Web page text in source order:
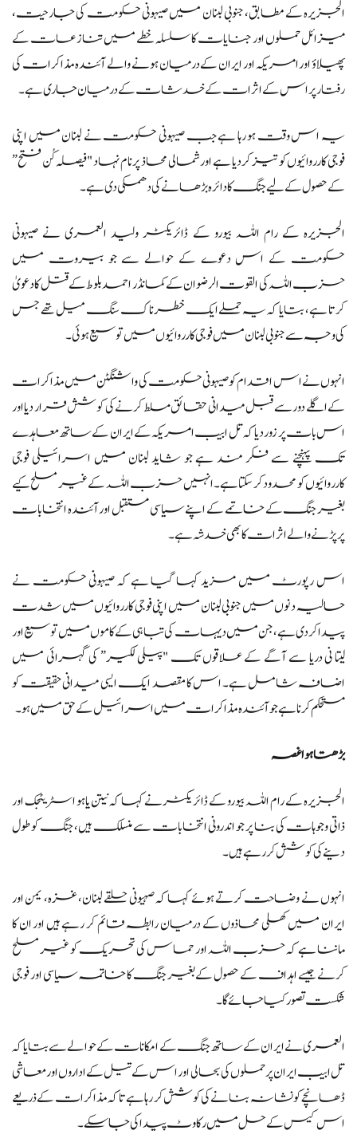
الجزیرہ کے مطابق، جنوبی لبنان میں صیہونی حکومت کی جارحیت،
میزائل حملوں اور جنایات کا سلسلہ خطے میں تنازعات کے
پھیلاؤ اور امریکہ اور ایران کے درمیان ہونے والے آئندہ مذاکرات کی
رفتار پر اس کے اثرات کے خدشات کے درمیان جاری ہے۔
یہ اس وقت ہو رہا ہے جب صیہونی حکومت نے لبنان میں اپنی
فوجی کارروائیوں کو تیز کر دیا ہے اور شمالی محاذ پر نام نہاد "فیصلہ کُن فتح”
کے حصول کے لیے جنگ کا دائرہ بڑھانے کی دھمکی دی ہے۔
الجزیرہ کے رام اللہ بیورو کے ڈائریکٹر ولید العمری نے صیہونی
حکومت کے اس دعوے کے حوالے سے جو بیروت میں
حزب اللہ کی القوت الرضوان کے کمانڈر احمد بلوط کے قتل کا دعویٰ
کرتا ہے، بتایا کہ یہ حملے ایک خطرناک سنگ میل تھے جس
کی وجہ سے جنوبی لبنان میں فوجی کارروائیوں میں توسیع ہوئی۔
انہوں نے اس اقدام کو صیہونی حکومت کی واشنگٹن میں مذاکرات
کے اگلے دور سے قبل میدانی حقائق مسلط کرنے کی کوشش قرار دیا اور
اس بات پر زور دیا کہ تل ابیب امریکہ کے ایران کے ساتھ معاہدے
تک پہنچنے سے فکر مند ہے جو شاید لبنان میں اسرائیلی فوجی
کارروائیوں کو محدود کر سکتا ہے۔ انہیں حزب اللہ کے غیر مسلح کیے
بغیر جنگ کے خاتمے کے اپنے سیاسی مستقبل اور آئندہ انتخابات
پر پڑنے والے اثرات کا بھی خدشہ ہے۔
اس رپورٹ میں مزید کہا گیا ہے کہ صیہونی حکومت نے
حالیہ دنوں میں جنوبی لبنان میں اپنی فوجی کارروائیوں میں شدت
پیدا کر دی ہے، جن میں دیہات کی تباہی کے کاموں میں توسیع اور
لیتا نی دریا سے آگے کے علاقوں تک "پیلی لکیر” کی گہرائی میں
اضافہ شامل ہے۔ اس کا مقصد ایک ایسی میدانی حقیقت کو
مستحکم کرنا ہے جو آئندہ مذاکرات میں اسرائیل کے حق میں ہو۔
بڑھتا ہوا غصہ
الجزیرہ کے رام اللہ بیورو کے ڈائریکٹر نے کہا کہ نیتن یاہو اسٹریٹجک اور
ذاتی وجوہات کی بنا پر جو اندرونی انتخابات سے منسلک ہیں، جنگ کو طول
دینے کی کوشش کر رہے ہیں۔
انہوں نے وضاحت کرتے ہوئے کہا کہ صہیونی حلقے لبنان، غزہ، یمن اور
ایران میں کھلی محاذوں کے درمیان رابطہ قائم کر رہے ہیں اور ان کا
ماننا ہے کہ حزب اللہ اور حماس کی تحریک کو غیر مسلح
کرنے جیسے اہداف کے حصول کے بغیر جنگ کا خاتمہ سیاسی اور فوجی
شکست تصور کیا جائے گا۔
العمری نے ایران کے ساتھ جنگ کے امکانات کے حوالے سے بتایا کہ
تل ابیب ایران پر حملوں کی بحالی اور اس کے تیل کے اداروں اور معاشی
ڈھانچے کو نشانہ بنانے کی کوشش کر رہا ہے تاکہ مذاکرات کے ذریعے
اس کیس کے حل میں رکاوٹ پیدا کی جا سکے۔